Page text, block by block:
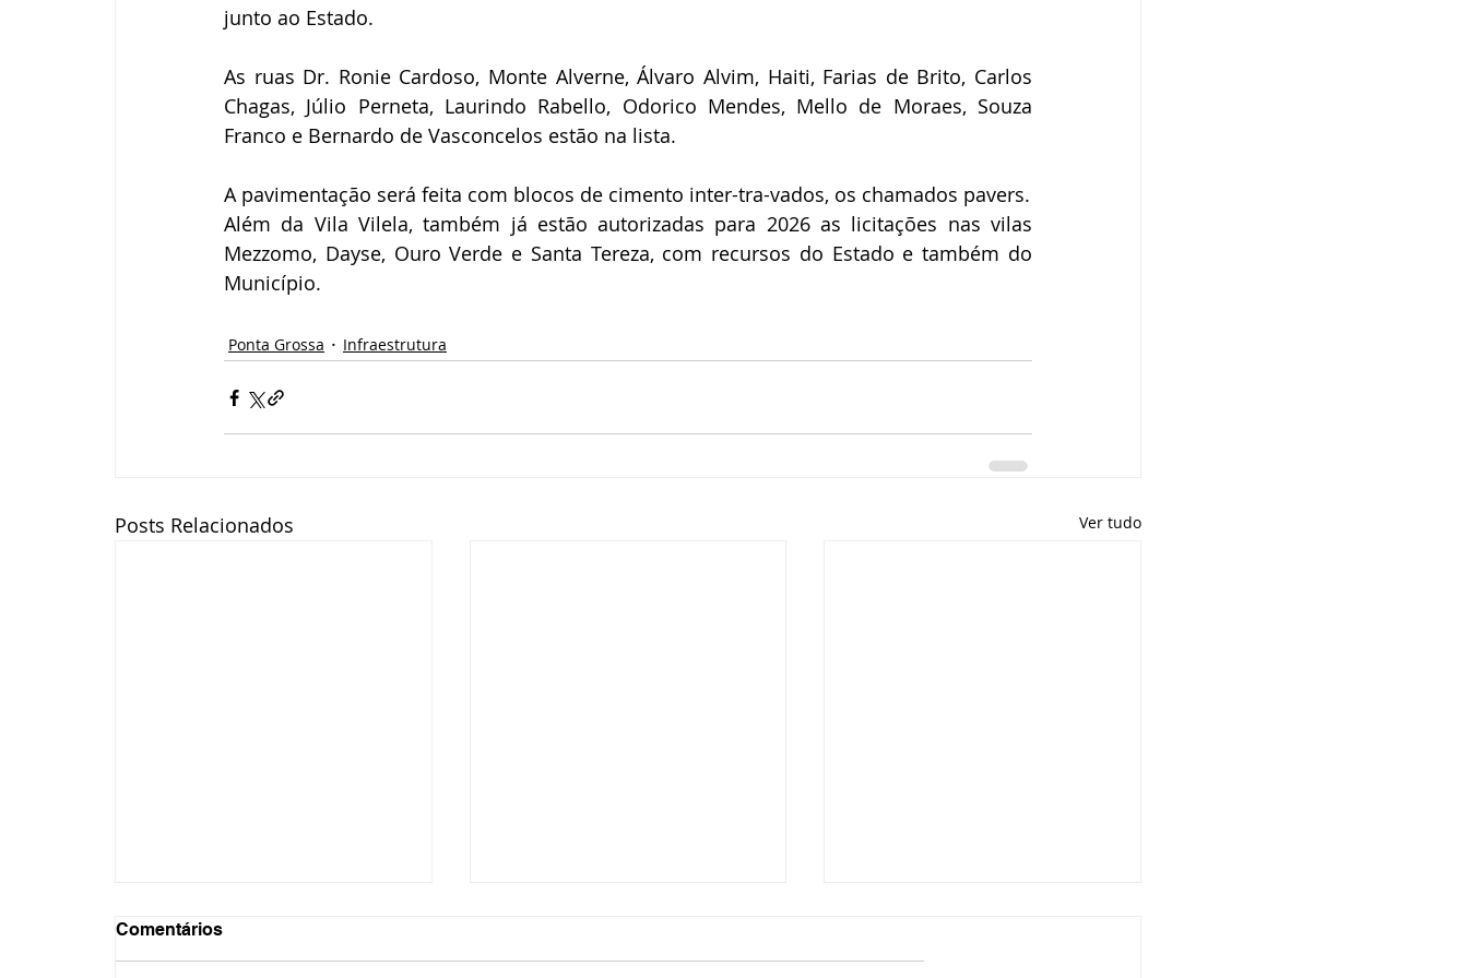
junto ao Estado.
As ruas Dr. Ronie Cardoso, Monte Alverne, Álvaro Alvim, Haiti, Farias de Brito, Carlos
Chagas, Júlio Perneta, Laurindo Rabello, Odorico Mendes, Mello de Moraes, Souza
Franco e Bernardo de Vasconcelos estão na lista.
A pavimentação será feita com blocos de cimento inter-tra-vados, os chamados pavers.
Além da Vila Vilela, também já estão autorizadas para 2026 as licitações nas vilas
Mezzomo, Dayse, Ouro Verde e Santa Tereza, com recursos do Estado e também do
Município.
Ponta Grossa Infraestrutura
Posts Relacionados Ver tudo
Comentários